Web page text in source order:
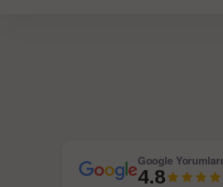
Google Yorumları
4.8